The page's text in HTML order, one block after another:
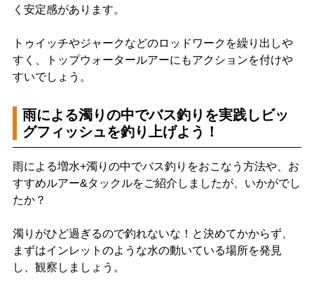
く安定感があります。
トゥイッチやジャークなどのロッドワークを繰り出しや
すく、トップウォータールアーにもアクションを付けや
すいでしょう。
雨による濁りの中でバス釣りを実践しビッ
グフィッシュを釣り上げよう！
雨による増水+濁りの中でバス釣りをおこなう方法や、お
すすめルアー&タックルをご紹介しましたが、いかがでし
たか？
濁りがひど過ぎるので釣れないな！と決めてかからず、
まずはインレットのような水の動いている場所を発見
し、観察しましょう。